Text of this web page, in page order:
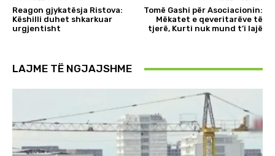
Reagon gjykatësja Ristova:
Këshilli duhet shkarkuar
urgjentisht
Tomë Gashi për Asociacionin:
Mëkatet e qeveritarëve të
tjerë, Kurti nuk mund t’i lajë
LAJME TË NGJAJSHME